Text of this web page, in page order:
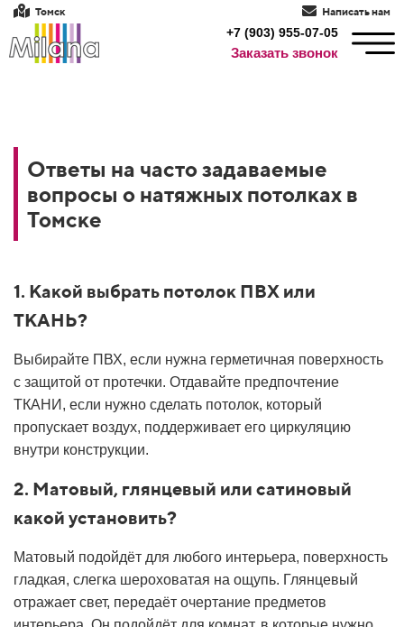
Томск Написать нам
+7 (903) 955-07-05
Заказать звонок
Ответы на часто задаваемые
вопросы о натяжных потолках в
Томске
1. Какой выбрать потолок ПВХ или
ТКАНЬ?
Выбирайте ПВХ, если нужна герметичная поверхность
с защитой от протечки. Отдавайте предпочтение
ТКАНИ, если нужно сделать потолок, который
пропускает воздух, поддерживает его циркуляцию
внутри конструкции.
2. Матовый, глянцевый или сатиновый
какой установить?
Матовый подойдёт для любого интерьера, поверхность
гладкая, слегка шероховатая на ощупь. Глянцевый
отражает свет, передаёт очертание предметов